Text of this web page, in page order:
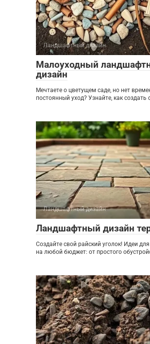
Ландшафтный дизайн
Малоуходный
дизайн
Мечтаете о цветущем саде, но нет
постоянный уход? Узнайте, как создать
Ландшафтный дизайн
Ландшафтный дизайн
Создайте свой райский уголок! Идеи
на любой бюджет: от простого